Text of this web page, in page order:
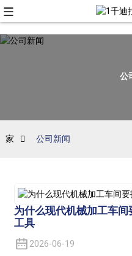
公
家 公司新闻
为什么现代机械加工车
工具
2026-06-19